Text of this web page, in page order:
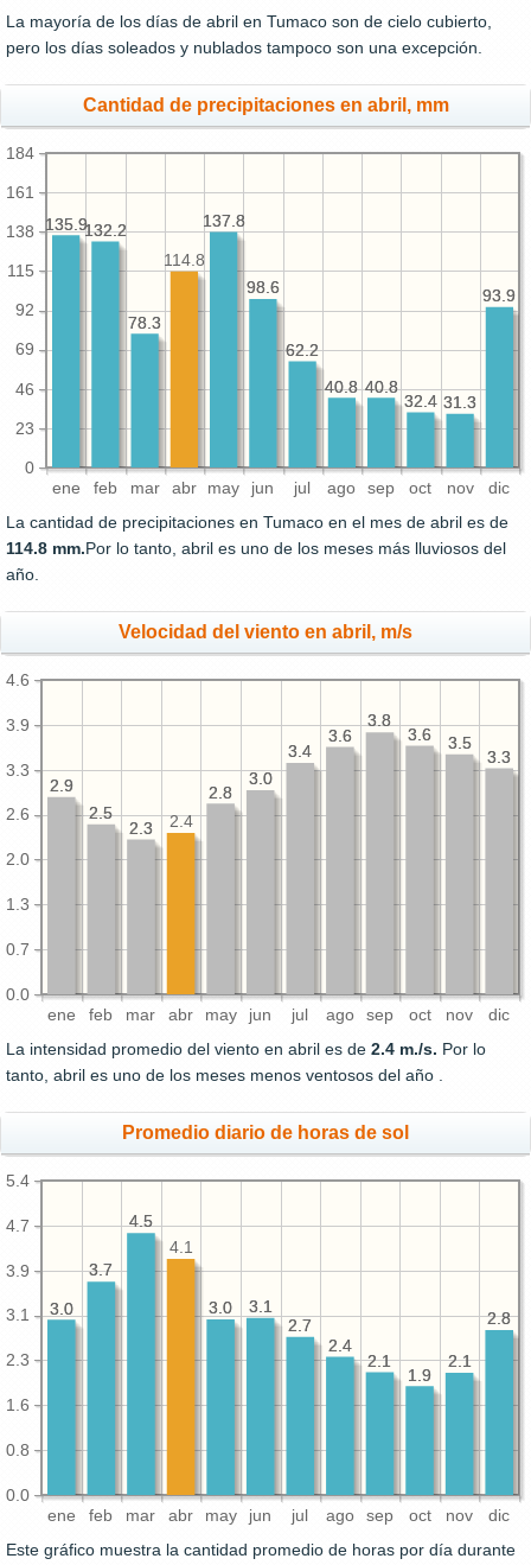
La mayoría de los días de abril en Tumaco son de cielo cubierto,
pero los días soleados y nublados tampoco son una excepción.
Cantidad de precipitaciones en abril, mm
ene feb mar abr may jun jul ago sep oct nov dic
0
23
46
69
92
115
138
161
184
93.9
31.3
32.4
40.8
40.8
62.2
98.6
137.8
78.3
132.2
135.9
93.9
31.3
32.4
40.8
40.8
62.2
98.6
137.8
114.8
78.3
132.2
135.9
La cantidad de precipitaciones en Tumaco en el mes de abril es de
114.8 mm.Por lo tanto, abril es uno de los meses más lluviosos del
año.
Velocidad del viento en abril, m/s
ene feb mar abr may jun jul ago sep oct nov dic
0.0
0.7
1.3
2.0
2.6
3.3
3.9
4.6
3.3
3.5
3.6
3.8
3.6
3.4
3.0
2.8
2.3
2.5
2.9
3.3
3.5
3.6
3.8
3.6
3.4
3.0
2.8
2.4
2.3
2.5
2.9
La intensidad promedio del viento en abril es de 2.4 m./s. Por lo
tanto, abril es uno de los meses menos ventosos del año .
Promedio diario de horas de sol
ene feb mar abr may jun jul ago sep oct nov dic
0.0
0.8
1.6
2.3
3.1
3.9
4.7
5.4
2.8
2.1
1.9
2.1
2.4
2.7
3.1
3.0
4.5
3.7
3.0
2.8
2.1
1.9
2.1
2.4
2.7
3.1
3.0
4.1
4.5
3.7
3.0
Este gráfico muestra la cantidad promedio de horas por día durante